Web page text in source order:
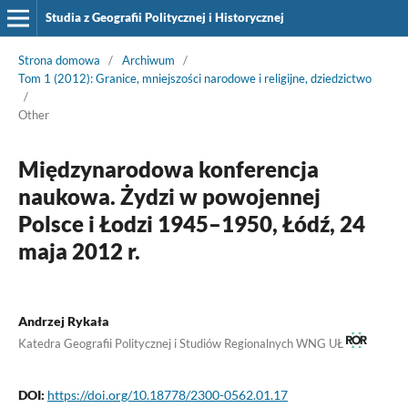
Studia z Geografii Politycznej i Historycznej
Strona domowa / Archiwum
/
Tom 1 (2012): Granice, mniejszości narodowe i religijne, dziedzictwo
/
Other
Międzynarodowa konferencja
naukowa. Żydzi w powojennej
Polsce i Łodzi 1945–1950, Łódź, 24
maja 2012 r.
Andrzej Rykała
Katedra Geografii Politycznej i Studiów Regionalnych WNG UŁ
DOI: https://doi.org/10.18778/2300-0562.01.17